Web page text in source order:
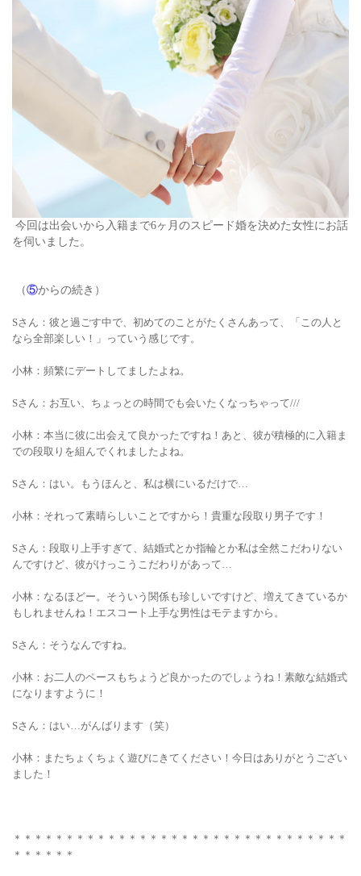
今回は出会いから入籍まで6ヶ月のスピード婚を決めた女性にお話
を伺いました。
（⑤からの続き）
Sさん：彼と過ごす中で、初めてのことがたくさんあって、「この人と
なら全部楽しい！」っていう感じです。
小林：頻繁にデートしてましたよね。
Sさん：お互い、ちょっとの時間でも会いたくなっちゃって///
小林：本当に彼に出会えて良かったですね！あと、彼が積極的に入籍ま
での段取りを組んでくれましたよね。
Sさん：はい。もうほんと、私は横にいるだけで…
小林：それって素晴らしいことですから！貴重な段取り男子です！
Sさん：段取り上手すぎて、結婚式とか指輪とか私は全然こだわりない
んですけど、彼がけっこうこだわりがあって…
小林：なるほどー。そういう関係も珍しいですけど、増えてきているか
もしれませんね！エスコート上手な男性はモテますから。
Sさん：そうなんですね。
小林：お二人のペースもちょうど良かったのでしょうね！素敵な結婚式
になりますように！
Sさん：はい…がんばります（笑）
小林：またちょくちょく遊びにきてください！今日はありがとうござい
ました！
＊＊＊＊＊＊＊＊＊＊＊＊＊＊＊＊＊＊＊＊＊＊＊＊＊＊＊＊＊＊＊＊
＊＊＊＊＊＊